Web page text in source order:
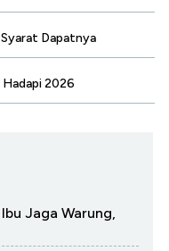
Dapatnya
2026
Jaga Warung,